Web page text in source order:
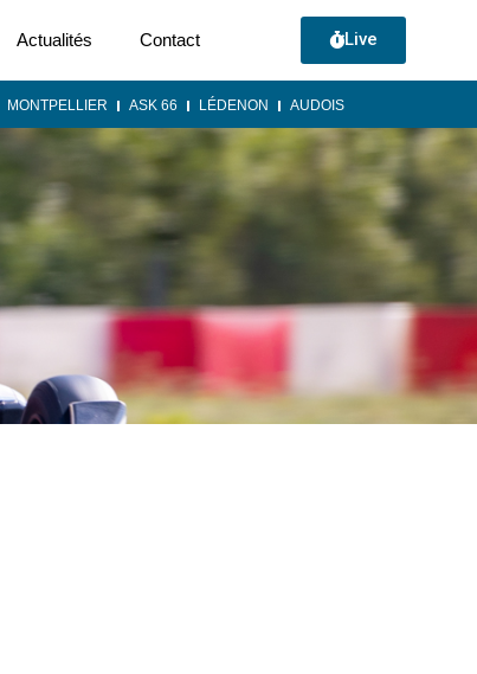
Actualités Contact Live
MONTPELLIER ASK 66 LÉDENON AUDOIS